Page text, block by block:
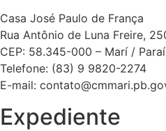
Casa José Paulo de França
Rua Antônio de Luna Freire,
CEP: 58.345-000 – Marí /
Telefone: (83) 9 9820-2274
E-mail:
Expediente